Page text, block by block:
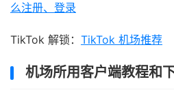
么注册、登录
TikTok 解锁： TikTok 机场推荐
机场所用客户端教程和